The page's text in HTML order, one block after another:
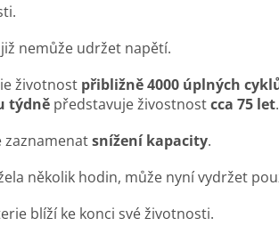
nemůže udržet napětí.
životnost přibližně 4000 úplných
týdně představuje živostnostcca 75 let.
zaznamenatsnížení kapacity.
několik hodin, může nyní vydržet
blíží ke konci své životnosti.